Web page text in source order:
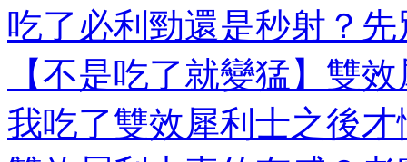
吃了必利勁還是秒射？
【不是吃了就變猛】雙
我吃了雙效犀利士之後